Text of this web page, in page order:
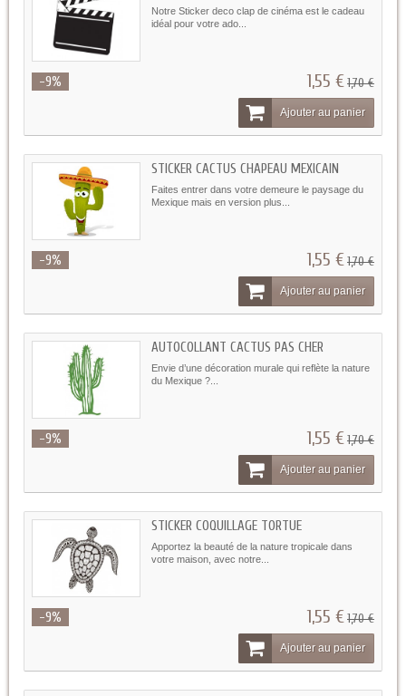
Notre Sticker deco clap de cinéma est le cadeau
idéal pour votre ado...
-9% 1,55 €1,70 €
Ajouter au panier
STICKER CACTUS CHAPEAU MEXICAIN
Faites entrer dans votre demeure le paysage du
Mexique mais en version plus...
-9% 1,55 €1,70 €
Ajouter au panier
AUTOCOLLANT CACTUS PAS CHER
Envie d’une décoration murale qui reflète la nature
du Mexique ?...
-9% 1,55 €1,70 €
Ajouter au panier
STICKER COQUILLAGE TORTUE
Apportez la beauté de la nature tropicale dans
votre maison, avec notre...
-9% 1,55 €1,70 €
Ajouter au panier